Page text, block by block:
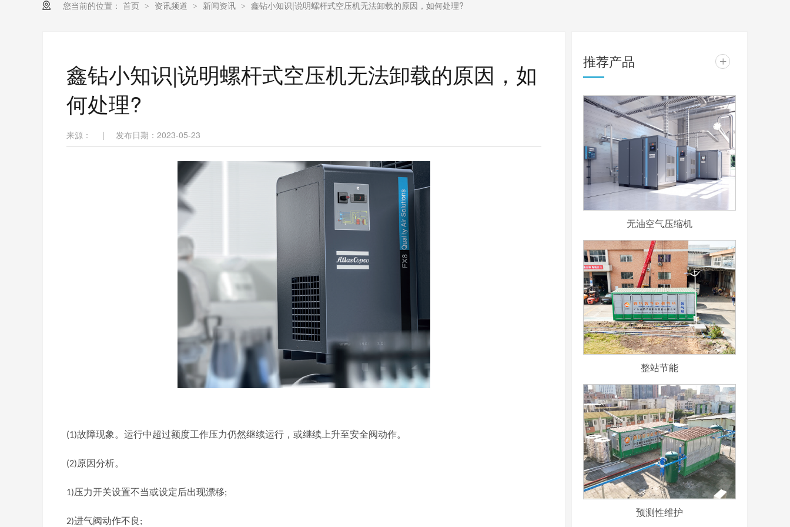
您当前的位置： 首页 > 资讯频道 > 新闻资讯 > 鑫钻小知识|说明螺杆式空压机无法卸载的原因，如何处理?
鑫钻小知识|说明螺杆式空压机无法卸载的原因，如
何处理?
来源： | 发布日期：2023-05-23
(1)故障现象。运行中超过额度工作压力仍然继续运行，或继续上升至安全阀动作。
(2)原因分析。
1)压力开关设置不当或设定后出现漂移;
2)进气阀动作不良 ;
推荐产品 +
无油空气压缩机
整站节能
预测性维护